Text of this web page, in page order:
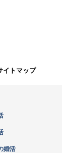
イトマップ
婚活